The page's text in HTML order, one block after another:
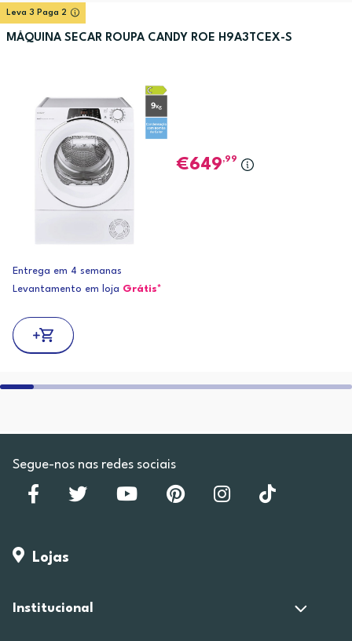
Leva 3 Paga 2
MÁQUINA SECAR ROUPA CANDY ROE H9A3TCEX-S
649,99
Entrega em 4 semanas
Levantamento em loja Grátis*
Segue-nos nas redes sociais
Lojas
Institucional